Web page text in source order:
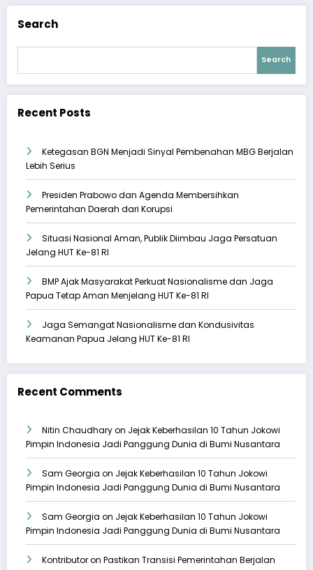
Search
Search
Recent Posts
Ketegasan BGN Menjadi Sinyal Pembenahan MBG Berjalan
Lebih Serius
Presiden Prabowo dan Agenda Membersihkan
Pemerintahan Daerah dari Korupsi
Situasi Nasional Aman, Publik Diimbau Jaga Persatuan
Jelang HUT Ke-81 RI
BMP Ajak Masyarakat Perkuat Nasionalisme dan Jaga
Papua Tetap Aman Menjelang HUT Ke-81 RI
Jaga Semangat Nasionalisme dan Kondusivitas
Keamanan Papua Jelang HUT Ke-81 RI
Recent Comments
Nitin Chaudharyon Jejak Keberhasilan 10 Tahun Jokowi
Pimpin Indonesia Jadi Panggung Dunia di Bumi Nusantara
Sam Georgia on Jejak Keberhasilan 10 Tahun Jokowi
Pimpin Indonesia Jadi Panggung Dunia di Bumi Nusantara
Sam Georgia on Jejak Keberhasilan 10 Tahun Jokowi
Pimpin Indonesia Jadi Panggung Dunia di Bumi Nusantara
Kontributoron Pastikan Transisi Pemerintahan Berjalan